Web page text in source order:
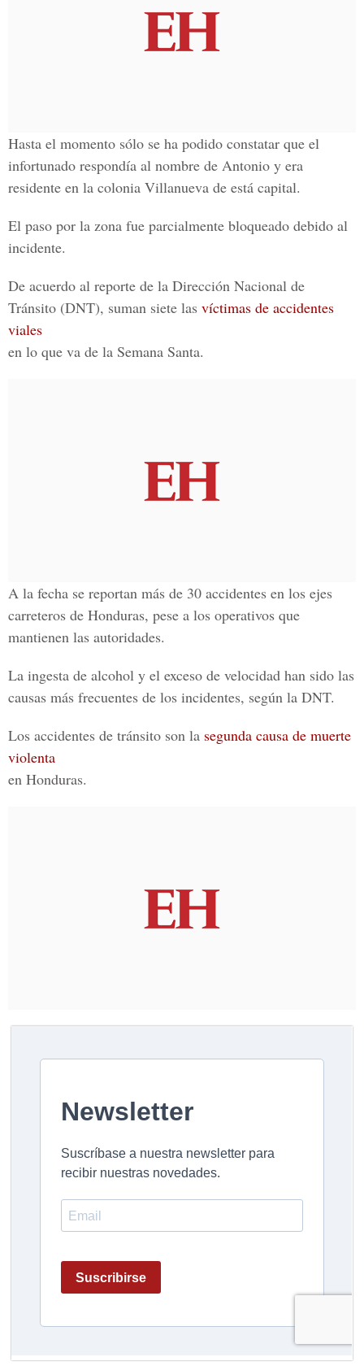
Hasta el momento sólo se ha podido constatar que el
infortunado respondía al nombre de Antonio y era
residente en la colonia Villanueva de está capital.
El paso por la zona fue parcialmente bloqueado debido al
incidente.
De acuerdo al reporte de la Dirección Nacional de
Tránsito (DNT), suman siete las víctimas de accidentes
viales
en lo que va de la Semana Santa.
A la fecha se reportan más de 30 accidentes en los ejes
carreteros de Honduras, pese a los operativos que
mantienen las autoridades.
La ingesta de alcohol y el exceso de velocidad han sido las
causas más frecuentes de los incidentes, según la DNT.
Los accidentes de tránsito son la segunda causa de muerte
violenta
en Honduras.